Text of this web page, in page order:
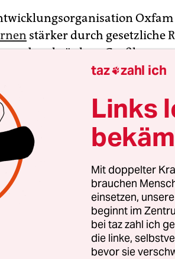
stärker durch gesetzliche
zu beschränken.
und Geschäftsführer zu
viele Menschen sänken,
zum Tag
„Unternehmen
Arbeit vorstellte, sind im
in 31
gestiegen, während die
taz zahl ich
Links
Mit doppelter
brauchen
einsetzen,
beginnt im
bei taz zahl ich
die linke,
bevor sie